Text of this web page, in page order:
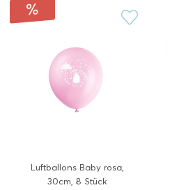
Luftballons Baby rosa,
30cm, 8 Stück